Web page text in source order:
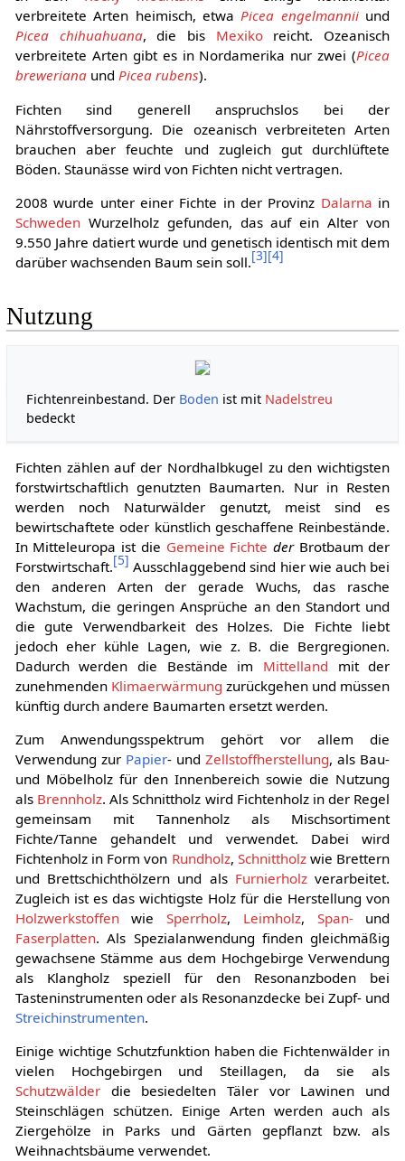
verbreitete Arten heimisch, etwaPicea engelmanniiund
Picea chihuahuana, die bis Mexikoreicht. Ozeanisch
verbreitete Arten gibt es in Nordamerika nur zwei (Picea
brewerianaund Picea rubens).
Fichten sind generell anspruchslos bei der
Nährstoffversorgung. Die ozeanisch verbreiteten Arten
brauchen aber feuchte und zugleich gut durchlüftete
Böden. Staunässe wird von Fichten nicht vertragen.
2008 wurde unter einer Fichte in der Provinz Dalarna in
SchwedenWurzelholz gefunden, das auf ein Alter von
9.550 Jahre datiert wurde und genetisch identisch mit dem
darüber wachsenden Baum sein soll.[3][4]
Nutzung
Fichtenreinbestand. Der Boden ist mit Nadelstreu
bedeckt
Fichten zählen auf der Nordhalbkugel zu den wichtigsten
forstwirtschaftlich genutzten Baumarten. Nur in Resten
werden noch Naturwälder genutzt, meist sind es
bewirtschaftete oder künstlich geschaffene Reinbestände.
In Mitteleuropa ist die Gemeine Fichte derBrotbaum der
Forstwirtschaft.[5] Ausschlaggebend sind hier wie auch bei
den anderen Arten der gerade Wuchs, das rasche
Wachstum, die geringen Ansprüche an den Standort und
die gute Verwendbarkeit des Holzes. Die Fichte liebt
jedoch eher kühle Lagen, wie z. B. die Bergregionen.
Dadurch werden die Bestände im Mittelland mit der
zunehmenden Klimaerwärmung zurückgehen und müssen
künftig durch andere Baumarten ersetzt werden.
Zum Anwendungsspektrum gehört vor allem die
Verwendung zur Papier- undZellstoffherstellung, als Bau-
und Möbelholz für den Innenbereich sowie die Nutzung
als Brennholz. Als Schnittholz wird Fichtenholz in der Regel
gemeinsam mit Tannenholz als Mischsortiment
Fichte/Tanne gehandelt und verwendet. Dabei wird
Fichtenholz in Form von Rundholz, Schnittholzwie Brettern
und Brettschichthölzern und als Furnierholzverarbeitet.
Zugleich ist es das wichtigste Holz für die Herstellung von
HolzwerkstoffenwieSperrholz, Leimholz, Span-und
Faserplatten. Als Spezialanwendung finden gleichmäßig
gewachsene Stämme aus dem Hochgebirge Verwendung
als Klangholz speziell für den Resonanzboden bei
Tasteninstrumenten oder als Resonanzdecke bei Zupf- und
Streichinstrumenten.
Einige wichtige Schutzfunktion haben die Fichtenwälder in
vielen Hochgebirgen und Steillagen, da sie als
Schutzwälderdie besiedelten Täler vor Lawinen und
Steinschlägen schützen. Einige Arten werden auch als
Ziergehölze in Parks und Gärten gepflanzt bzw. als
Weihnachtsbäume verwendet.